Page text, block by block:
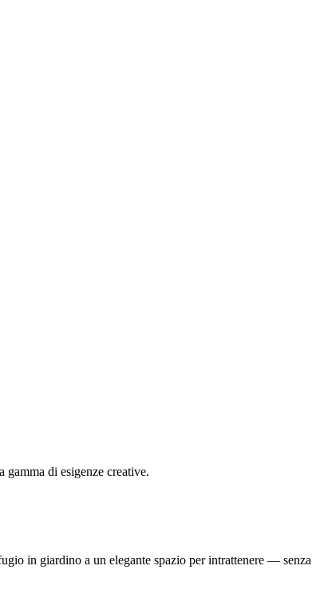
di esigenze creative.
in giardino a un elegante spazio per intrattenere — senza